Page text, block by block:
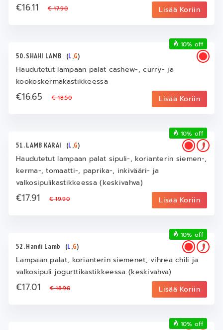
€16.11€ 17.90 Lisää Koriin
50. SHAHI LAMB (L,G)
Haudutetut lampaan palat cashew-, curry- ja
kookoskermakastikkeessa
€16.65€ 18.50 Lisää Koriin
10% off
51. LAMB KARAI (L,G)
Haudutetut lampaan palat sipuli-, korianterin siemen-,
kerma-, tomaatti-, paprika-, inkivääri- ja
valkosipulikastikkeessa (keskivahva)
€17.91€ 19.90 Lisää Koriin
10% off
52. Handi Lamb (L,G)
Lampaan palat, korianterin siemenet, vihreä chili ja
valkosipuli jogurttikastikkeessa (keskivahva)
€17.01€ 18.90 Lisää Koriin
10% off
10% off